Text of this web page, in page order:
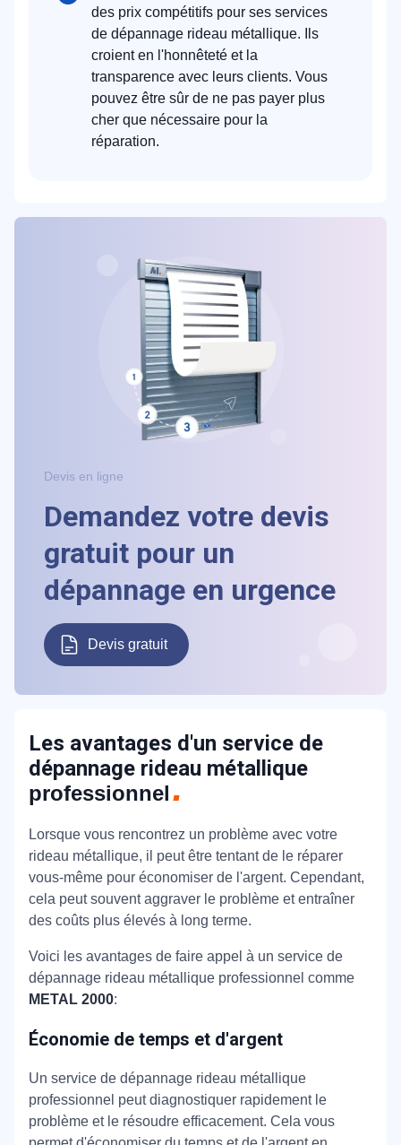
des prix compétitifs pour ses services
de dépannage rideau métallique. Ils
croient en l'honnêteté et la
transparence avec leurs clients. Vous
pouvez être sûr de ne pas payer plus
cher que nécessaire pour la
réparation.
Devis en ligne
Demandez votre devis
gratuit pour un
dépannage en urgence
Devis gratuit
Les avantages d'un service de
dépannage rideau métallique
professionnel
Lorsque vous rencontrez un problème avec votre
rideau métallique, il peut être tentant de le réparer
vous-même pour économiser de l'argent. Cependant,
cela peut souvent aggraver le problème et entraîner
des coûts plus élevés à long terme.
Voici les avantages de faire appel à un service de
dépannage rideau métallique professionnel comme
METAL 2000:
Économie de temps et d'argent
Un service de dépannage rideau métallique
professionnel peut diagnostiquer rapidement le
problème et le résoudre efficacement. Cela vous